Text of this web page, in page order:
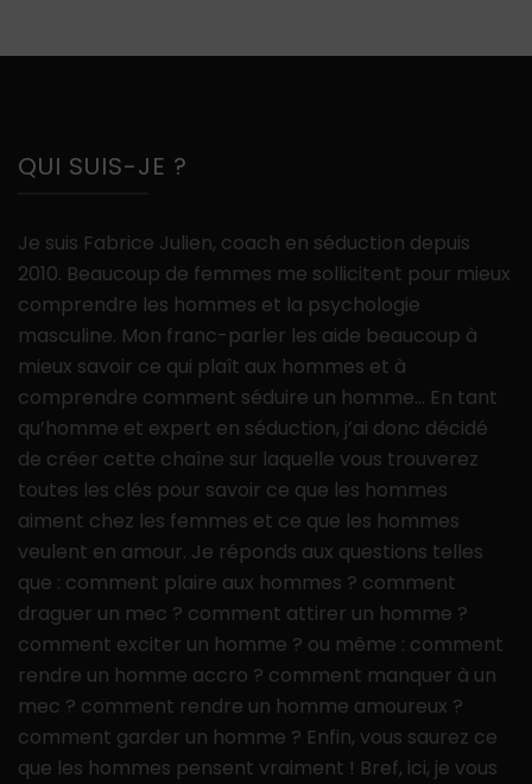
QUI SUIS-JE ?
Je suis Fabrice Julien, coach en séduction depuis
2010. Beaucoup de femmes me sollicitent pour mieux
comprendre les hommes et la psychologie
masculine. Mon franc-parler les aide beaucoup à
mieux savoir ce qui plaît aux hommes et à
comprendre comment séduire un homme… En tant
qu’homme et expert en séduction, j’ai donc décidé
de créer cette chaîne sur laquelle vous trouverez
toutes les clés pour savoir ce que les hommes
aiment chez les femmes et ce que les hommes
veulent en amour. Je réponds aux questions telles
que : comment plaire aux hommes ? comment
draguer un mec ? comment attirer un homme ?
comment exciter un homme ? ou même : comment
rendre un homme accro ? comment manquer à un
mec ? comment rendre un homme amoureux ?
comment garder un homme ? Enfin, vous saurez ce
que les hommes pensent vraiment ! Bref, ici, je vous